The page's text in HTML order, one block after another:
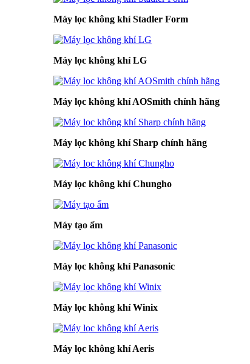
Máy lọc không khí Stadler Form
Máy lọc không khí LG
Máy lọc không khí AOSmith chính hãng
Máy lọc không khí Sharp chính hãng
Máy lọc không khí Chungho
Máy tạo ẩm
Máy lọc không khí Panasonic
Máy lọc không khí Winix
Máy lọc không khí Aeris